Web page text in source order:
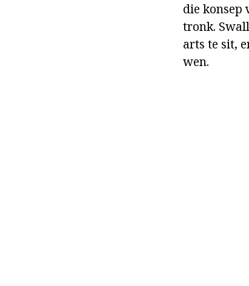
die konsep
tronk.
arts te sit,
wen.